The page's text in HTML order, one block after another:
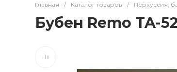
Главная / Каталог товаров / Перкуссия,
Бубен Remo TA-